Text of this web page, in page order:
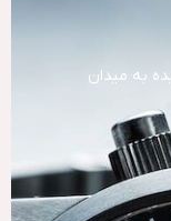
به میدان